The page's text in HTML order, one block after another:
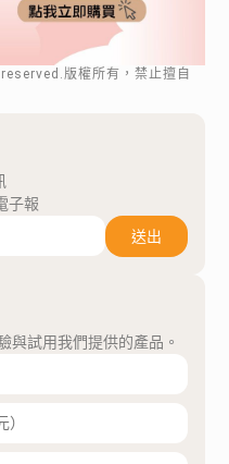
版權所有，禁止擅自
子報
送出
與試用我們提供的產品。